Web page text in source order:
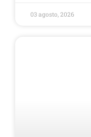
03 agosto, 2026